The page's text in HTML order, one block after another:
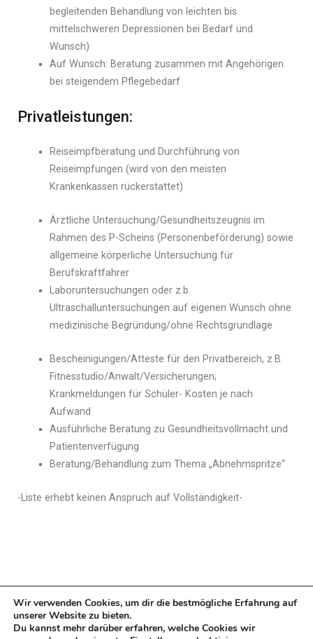
begleitenden Behandlung von leichten bis
mittelschweren Depressionen bei Bedarf und
Wunsch)
Auf Wunsch: Beratung zusammen mit Angehörigen
bei steigendem Pflegebedarf
Privatleistungen:
Reiseimpfberatung und Durchführung von
Reiseimpfungen (wird von den meisten
Krankenkassen rückerstattet)
Ärztliche Untersuchung/Gesundheitszeugnis im
Rahmen des P-Scheins (Personenbeförderung) sowie
allgemeine körperliche Untersuchung für
Berufskraftfahrer
Laboruntersuchungen oder z.b.
Ultraschalluntersuchungen auf eigenen Wunsch ohne
medizinische Begründung/ohne Rechtsgrundlage
Bescheinigungen/Atteste für den Privatbereich, z.B.
Fitnesstudio/Anwalt/Versicherungen;
Krankmeldungen für Schüler- Kosten je nach
Aufwand
Ausführliche Beratung zu Gesundheitsvollmacht und
Patientenverfügung
Beratung/Behandlung zum Thema „Abnehmspritze“
-Liste erhebt keinen Anspruch auf Vollständigkeit-
Wir verwenden Cookies, um dir die bestmögliche Erfahrung auf
unserer Website zu bieten.
Du kannst mehr darüber erfahren, welche Cookies wir